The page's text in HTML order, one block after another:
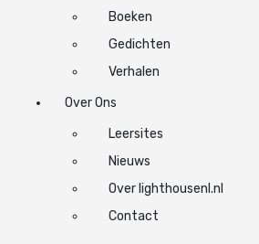
Boeken
Gedichten
Verhalen
Over Ons
Leersites
Nieuws
Over lighthousenl.nl
Contact